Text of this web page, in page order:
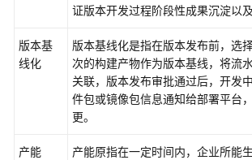
指
南
用
证版本开发过程阶段性成果沉淀以
版本基
线化
版本基线化是指在版本发布前，选
次的构建产物作为版本基线，将流
关联，版本发布审批通过后，开发
件包或镜像包信息通知给部署平台
更。
产能
产能原指在一定时间内，企业所能